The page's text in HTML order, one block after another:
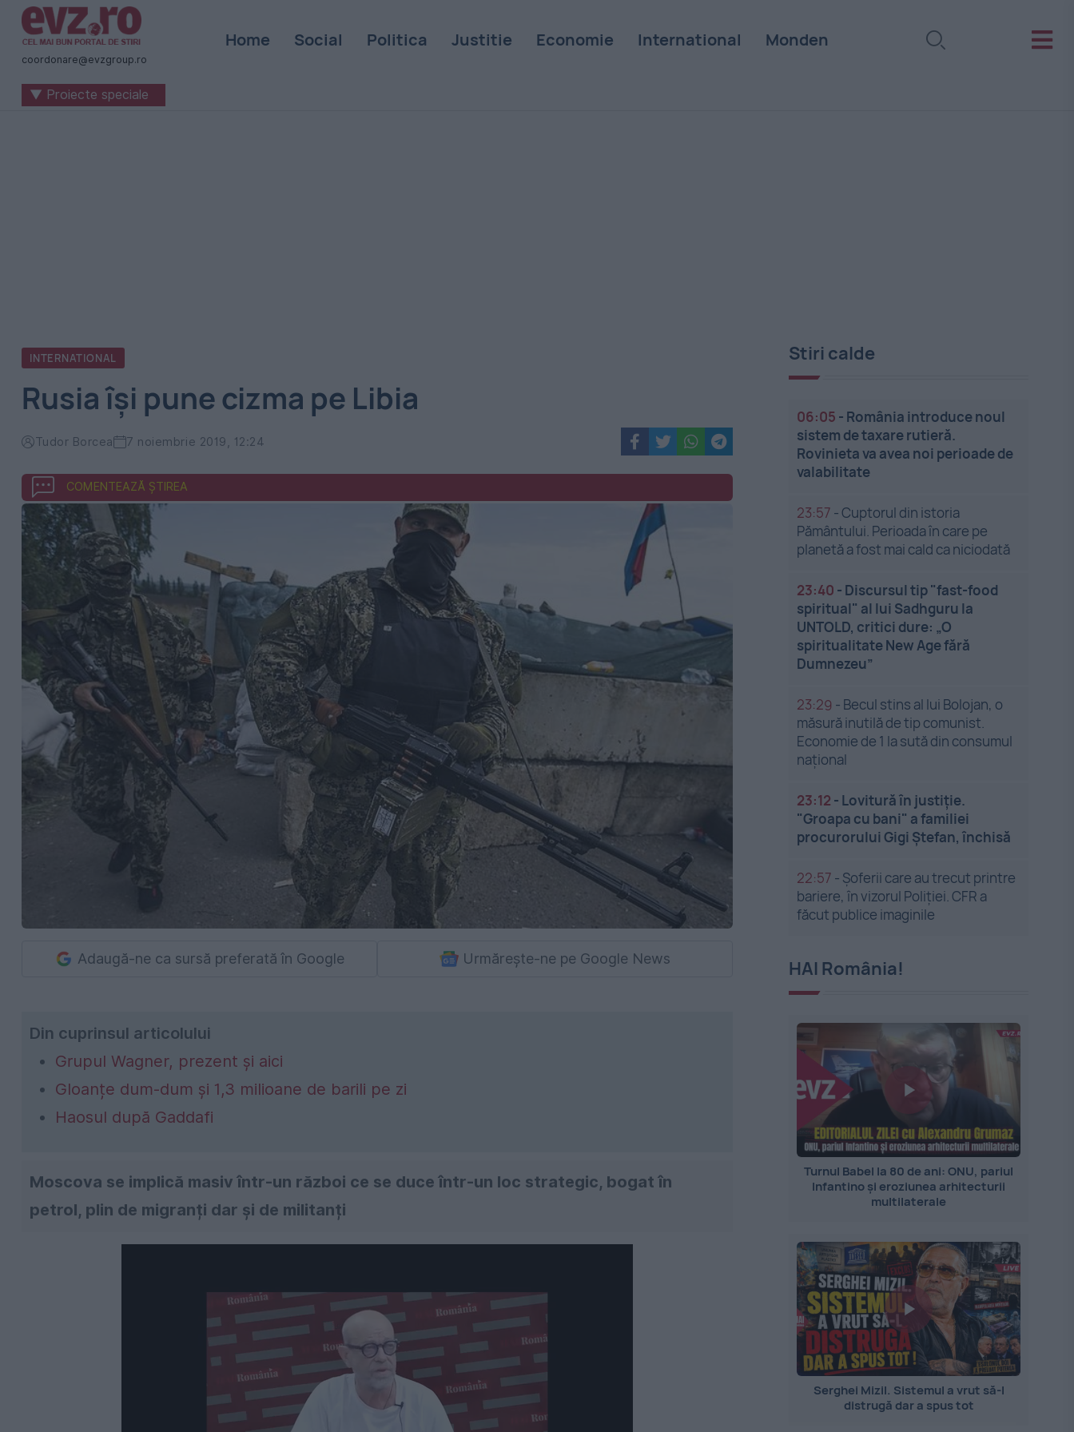
Știri
naționale
internaționale
coordonare@evzgroup.ro
Home Social Politica Justitie Economie International Monden
▼ Proiecte speciale
INTERNATIONAL
Rusia își pune cizma pe Libia
Tudor Borcea 7 noiembrie 2019, 12:24
COMENTEAZĂ ȘTIREA
Adaugă-ne ca sursă preferată în Google Urmărește-ne pe Google News
Din cuprinsul articolului
Grupul Wagner, prezent și aici
Gloanțe dum-dum și 1,3 milioane de barili pe zi
Haosul după Gaddafi
Moscova se implică masiv într-un război ce se duce într-un loc strategic, bogat în
petrol, plin de migranți dar și de militanți
Stiri calde
06:05 - România introduce noul
sistem de taxare rutieră.
Rovinieta va avea noi perioade de
valabilitate
23:57 -Cuptorul din istoria
Pământului. Perioada în care pe
planetă a fost mai cald ca niciodată
23:40 - Discursul tip "fast-food
spiritual" al lui Sadhguru la
UNTOLD, critici dure: „O
spiritualitate New Age fără
Dumnezeu”
23:29 - Becul stins al lui Bolojan, o
măsură inutilă de tip comunist.
Economie de 1 la sută din consumul
național
23:12 - Lovitură în justiție.
"Groapa cu bani" a familiei
procurorului Gigi Ștefan, închisă
22:57 - Șoferii care au trecut printre
bariere, în vizorul Poliției. CFR a
făcut publice imaginile
HAI România!
Turnul Babel la 80 de ani: ONU, pariul
Infantino și eroziunea arhitecturii
multilaterale
Serghei Mizil. Sistemul a vrut să-l
distrugă dar a spus tot